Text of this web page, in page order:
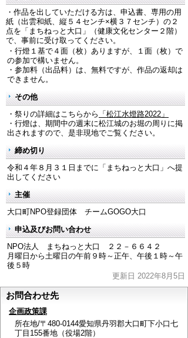
・作品を出していただける方は、申込書、専用の用
紙（出雲和紙、縦５４センチ×横３７センチ）の２
点を「まちねっと大口」（健康文化センター２階）
で、事前に受け取ってください。
・行燈１基で４面（枚）ありますが、１面（枚）で
の参加で構いません。
・参加料（出品料）は、無料ですが、作品の返却は
できません。
その他
・祭りの詳細はこちらから 「松江水燈路2022」
・行燈は、期間中の週末に松江城のお堀の周りに掲
出されますので、是非現地でご覧ください。
締め切り
令和４年８月３１日までに「まちねっと大口」へ提
出してください
主催
大口町NPO登録団体 チームGOGO大口
申込及びお問い合わせ
NPO法人 まちねっと大口 ２２－６６４２
月曜日から土曜日の午前９時～正午、午後１時～午
後５時
更新日 2022年8月5日
お問合わせ先
企画政策課
所在地/〒480-0144愛知県丹羽郡大口町下小口七
丁目155番地（役場2階）